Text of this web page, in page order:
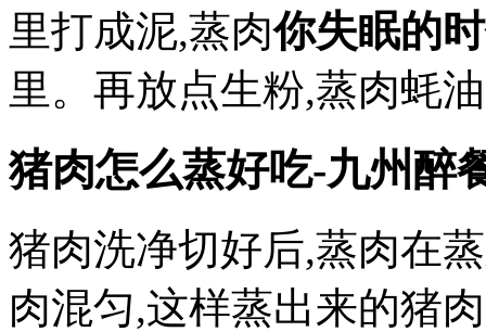
里打成泥,蒸肉你失眠的
里。再放点生粉,蒸肉蚝
猪肉怎么蒸好吃-九州醉
猪肉洗净切好后,蒸肉在
肉混匀,这样蒸出来的猪